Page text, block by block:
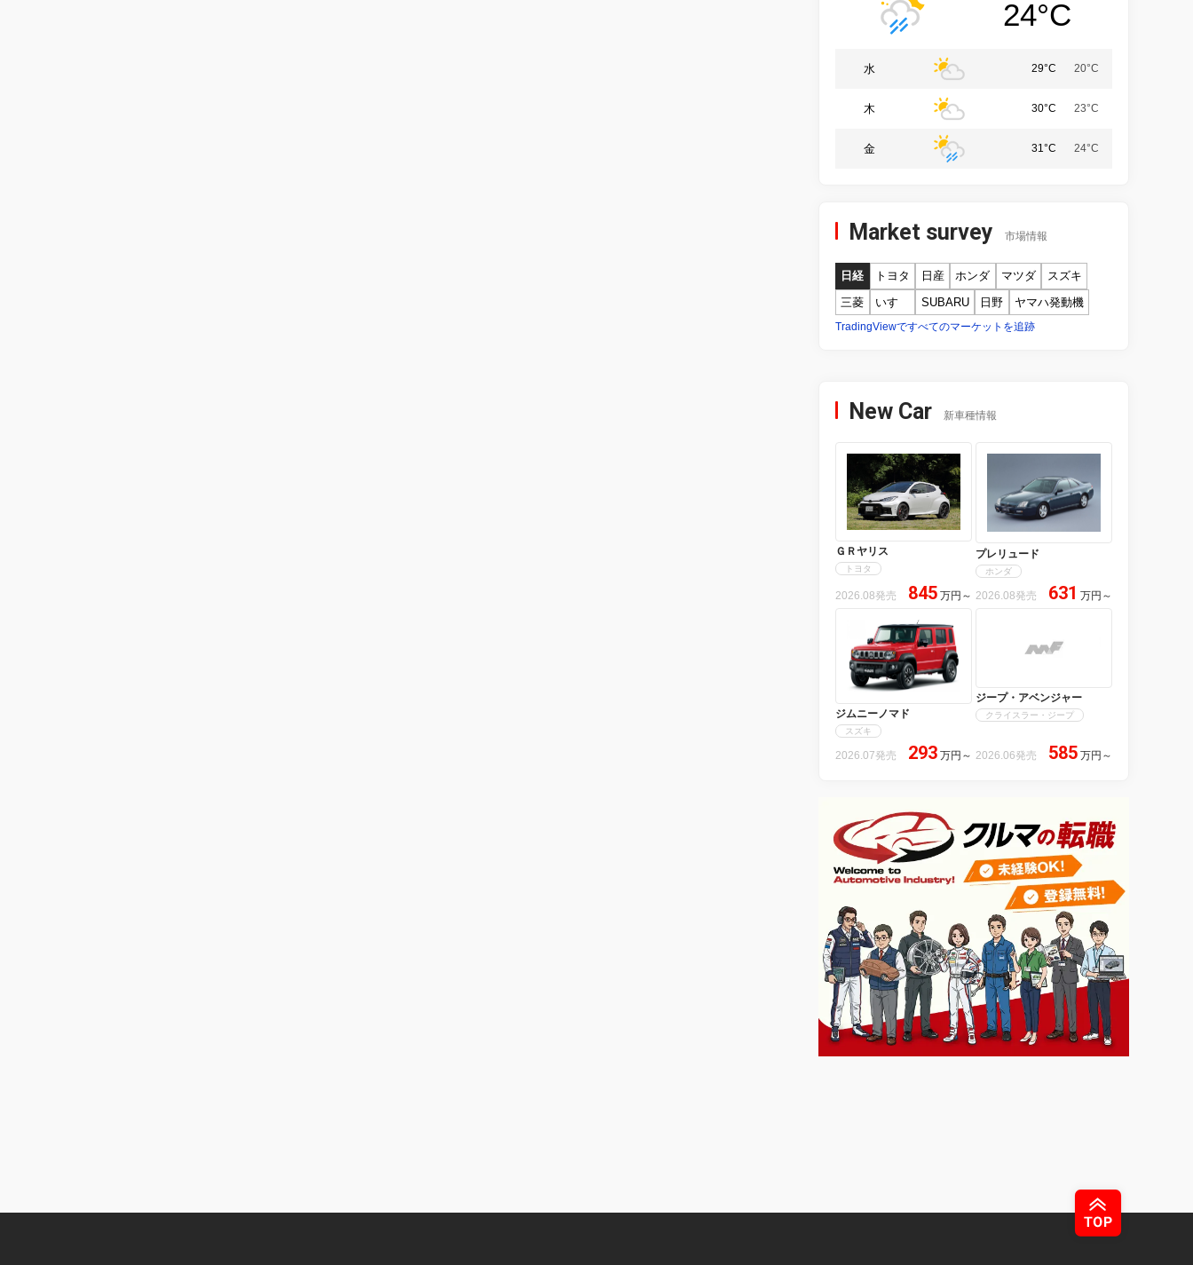
24°C
水 29°C 20°C
木 30°C 23°C
金 31°C 24°C
Market survey 市場情報
日経 トヨタ 日産 ホンダ マツダ
スズキ
三菱
いすゞ SUBARU 日野 ヤマハ発動機
TradingViewですべてのマーケットを追跡
New Car 新車種情報
ＧＲヤリス
トヨタ
2026.08発売 845 万円 ～
プレリュード
ホンダ
2026.08発売 631 万円 ～
ジムニーノマド
スズキ
2026.07発売 293 万円 ～
ジープ・アベンジャー
クライスラー・ジープ
2026.06発売 585 万円 ～